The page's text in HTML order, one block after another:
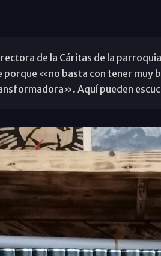
de la Cáritas de la
«no basta con tener muy
Aquí pueden